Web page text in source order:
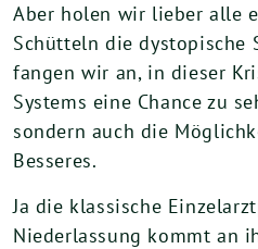
Aber holen wir lieber alle
Schütteln die dystopische
fangen wir an, in dieser
Systems eine Chance zu
sondern auch die
Besseres.
Ja die klassische
Niederlassung kommt an